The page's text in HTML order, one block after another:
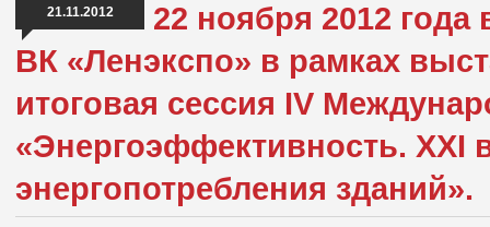
21.11.2012
22 ноября 2012 года
ВК «Ленэкспо» в рамках
итоговая сессия IV
«Энергоэффективность.
энергопотребления зданий».